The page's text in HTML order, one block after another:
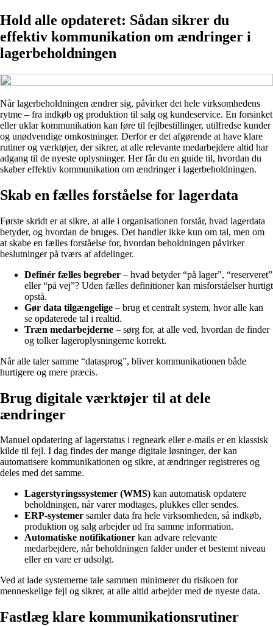
Hold alle opdateret: Sådan sikrer du
effektiv kommunikation om ændringer i
lagerbeholdningen
Når lagerbeholdningen ændrer sig, påvirker det hele virksomhedens
rytme – fra indkøb og produktion til salg og kundeservice. En forsinket
eller uklar kommunikation kan føre til fejlbestillinger, utilfredse kunder
og unødvendige omkostninger. Derfor er det afgørende at have klare
rutiner og værktøjer, der sikrer, at alle relevante medarbejdere altid har
adgang til de nyeste oplysninger. Her får du en guide til, hvordan du
skaber effektiv kommunikation om ændringer i lagerbeholdningen.
Skab en fælles forståelse for lagerdata
Første skridt er at sikre, at alle i organisationen forstår, hvad lagerdata
betyder, og hvordan de bruges. Det handler ikke kun om tal, men om
at skabe en fælles forståelse for, hvordan beholdningen påvirker
beslutninger på tværs af afdelinger.
Definér fælles begreber – hvad betyder “på lager”, “reserveret”
eller “på vej”? Uden fælles definitioner kan misforståelser hurtigt
opstå.
Gør data tilgængelige – brug et centralt system, hvor alle kan
se opdaterede tal i realtid.
Træn medarbejderne – sørg for, at alle ved, hvordan de finder
og tolker lageroplysningerne korrekt.
Når alle taler samme “datasprog”, bliver kommunikationen både
hurtigere og mere præcis.
Brug digitale værktøjer til at dele
ændringer
Manuel opdatering af lagerstatus i regneark eller e-mails er en klassisk
kilde til fejl. I dag findes der mange digitale løsninger, der kan
automatisere kommunikationen og sikre, at ændringer registreres og
deles med det samme.
Lagerstyringssystemer (WMS) kan automatisk opdatere
beholdningen, når varer modtages, plukkes eller sendes.
ERP-systemer samler data fra hele virksomheden, så indkøb,
produktion og salg arbejder ud fra samme information.
Automatiske notifikationer kan advare relevante
medarbejdere, når beholdningen falder under et bestemt niveau
eller en vare er udsolgt.
Ved at lade systemerne tale sammen minimerer du risikoen for
menneskelige fejl og sikrer, at alle altid arbejder med de nyeste data.
Fastlæg klare kommunikationsrutiner